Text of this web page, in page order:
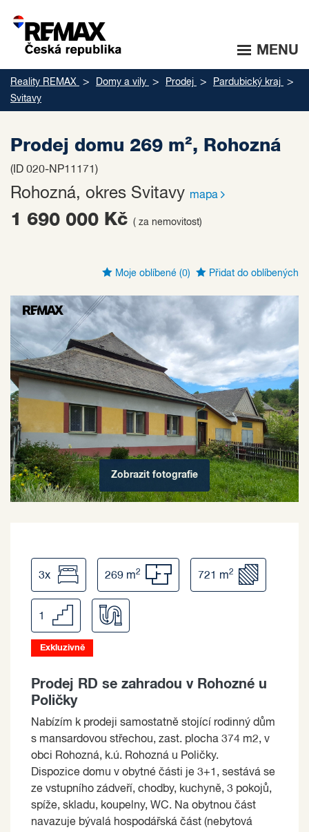
MENU
Reality REMAX Domy a vily Prodej
Pardubický kraj
Svitavy
Prodej domu 269 m², Rohozná
(ID 020-NP11171)
Rohozná, okres Svitavy mapa
1 690 000 Kč ( za nemovitost)
Moje oblíbené (0) Přidat do oblíbených
Zobrazit fotografie
3x 269 m2 721 m2
1
Exkluzivně
Prodej RD se zahradou v Rohozné u
Poličky
Nabízím k prodeji samostatně stojící rodinný dům
s mansardovou střechou, zast. plocha 374 m2, v
obci Rohozná, k.ú. Rohozná u Poličky.
Dispozice domu v obytné části je 3+1, sestává se
ze vstupního zádveří, chodby, kuchyně, 3 pokojů,
spíže, skladu, koupelny, WC. Na obytnou část
navazuje bývalá hospodářská část (nebytová